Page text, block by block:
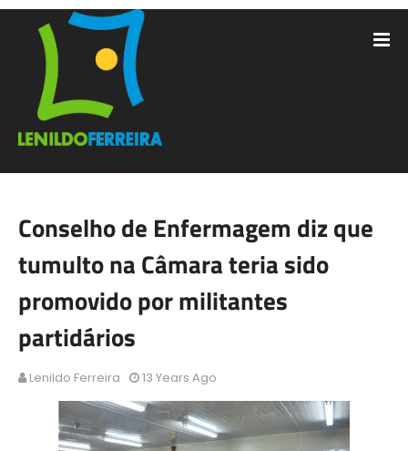
Conselho de Enfermagem diz que
tumulto na Câmara teria sido
promovido por militantes
partidários
Lenildo Ferreira 13 Years Ago